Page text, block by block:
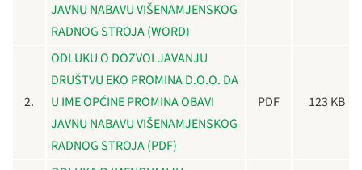
JAVNU NABAVU VIŠENAMJENSKOG
RADNOG STROJA (WORD)
2.
ODLUKU O DOZVOLJAVANJU
DRUŠTVU EKO PROMINA D.O.O. DA
U IME OPĆINE PROMINA OBAVI
JAVNU NABAVU VIŠENAMJENSKOG
RADNOG STROJA (PDF)
PDF 123 KB